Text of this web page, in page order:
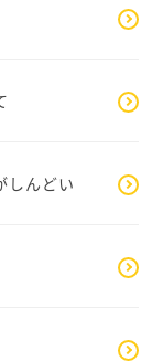
しんどい